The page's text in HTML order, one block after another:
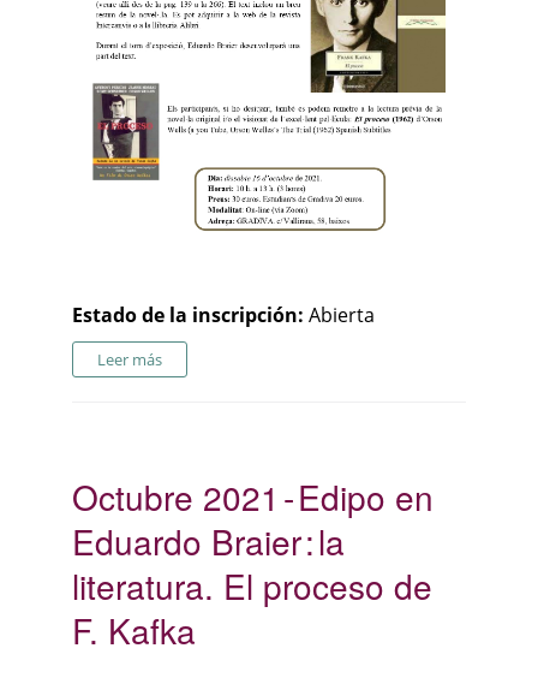
Estado de la inscripción: Abierta
Leer más
Octubre 2021
Eduardo Braier
Edipo en
la
literatura. El proceso de
F. Kafka